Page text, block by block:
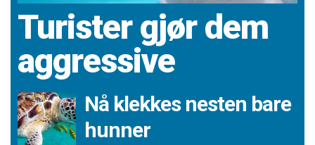
Turister gjør dem
aggressive
Nå klekkes nesten bare
hunner